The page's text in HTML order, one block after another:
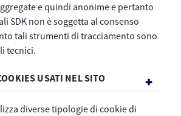
e quindi anonime e pertanto
SDK non è soggetta al consenso
tali strumenti di tracciamento sono
tecnici.
USATI NEL SITO
diverse tipologie di cookie di